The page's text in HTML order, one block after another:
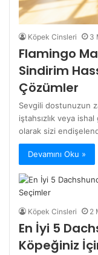
Köpek Cinsleri 3
Flamingo
Sindirim
Çözümler
Sevgili dostunuzun
iştahsızlık veya
olarak sizi
Devamını Oku »
Köpek Cinsleri 2
En İyi 5
Köpeğiniz